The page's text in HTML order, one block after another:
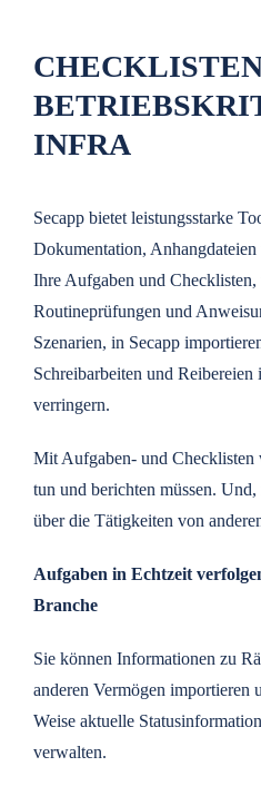
INFRA
Secapp bietet leistungsstarke
Dokumentation,
Ihre Aufgaben und
Routineprüfungen und
Szenarien, in Secapp
Schreibarbeiten und
verringern.
Mit Aufgaben- und Checklisten
tun und berichten müssen.
über die Tätigkeiten von
Aufgaben in Echtzeit
Branche
Sie können Informationen zu
anderen Vermögen importieren
Weise aktuelle
verwalten.